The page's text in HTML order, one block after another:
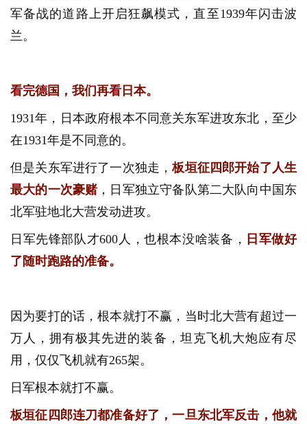
军备战的道路上开启狂飙模式，直至1939年闪击波
兰。
看完德国，我们再看日本。
1931年，日本政府根本不同意关东军进攻东北，至少
在1931年是不同意的。
但是关东军进行了一次独走，板垣征四郎开始了人生
最大的一次豪赌，日军独立守备队第二大队向中国东
北军驻地北大营发动进攻。
日军先锋部队才600人，也根本没啥装备， 日军做好
了随时跑路的准备。
因为要打的话，根本就打不赢，当时北大营有超过一
万人，拥有极其先进的装备，坦克飞机大炮应有尽
用，仅仅飞机就有265架。
日军根本就打不赢。
板垣征四郎连刀都准备好了，一旦东北军反击，他就